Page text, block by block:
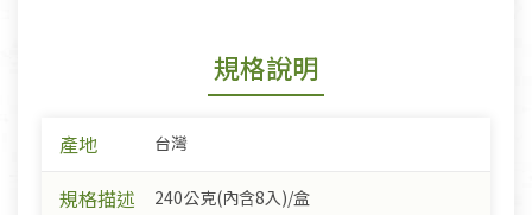
規格說明
產地 台灣
規格描述 240公克(內含8入)/盒